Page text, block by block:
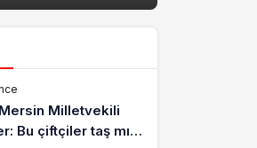
Milletvekili
Bu çiftçiler taş mı